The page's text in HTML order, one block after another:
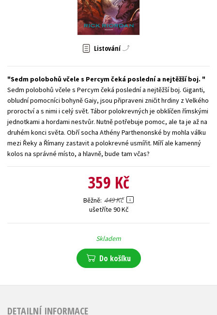
Zahraniční literatura
Všechny tituly
Listování
Sedm polobohů včele s Percym čeká poslední a nejtěžší boj.
Sedm polobohů včele s Percym čeká poslední a nejtěžší boj. Giganti,
obludní pomocníci bohyně Gaiy, jsou připraveni zničit hrdiny z Velkého
proroctví a s nimi i celý svět. Tábor polokrevných je obklíčen římskými
jednotkami a hordami nestvůr. Nutně potřebuje pomoc, ale ta je až na
druhém konci světa. Obří socha Athény Parthenonské by mohla válku
mezi Řeky a Římany zastavit a polokrevné usmířit. Míří ale kamenný
kolos na správné místo, a hlavně, bude tam včas?
359 Kč
Běžně 449 Kč
ušetříte 90 Kč
Skladem
Do košíku
DETAILNÍ INFORMACE